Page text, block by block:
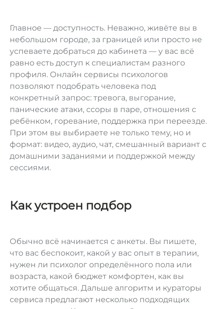
Главное — доступность. Неважно, живёте вы в
небольшом городе, за границей или просто не
успеваете добраться до кабинета — у вас всё
равно есть доступ к специалистам разного
профиля. Онлайн сервисы психологов
позволяют подобрать человека под
конкретный запрос: тревога, выгорание,
панические атаки, ссоры в паре, отношения с
ребёнком, горевание, поддержка при переезде.
При этом вы выбираете не только тему, но и
формат: видео, аудио, чат, смешанный вариант с
домашними заданиями и поддержкой между
сессиями.
Как устроен подбор
Обычно всё начинается с анкеты. Вы пишете,
что вас беспокоит, какой у вас опыт в терапии,
нужен ли психолог определённого пола или
возраста, какой бюджет комфортен, как вы
хотите общаться. Дальше алгоритм и кураторы
сервиса предлагают несколько подходящих